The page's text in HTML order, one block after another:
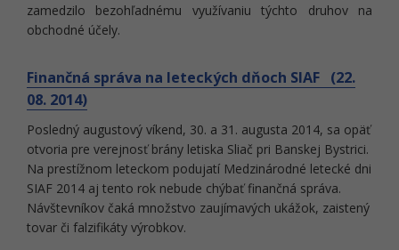
zamedzilo bezohľadnému využívaniu týchto druhov na
obchodné účely.
Finančná správa na leteckých dňoch SIAF (22.
08. 2014)
Posledný augustový víkend, 30. a 31. augusta 2014, sa opäť
otvoria pre verejnosť brány letiska Sliač pri Banskej Bystrici.
Na prestížnom leteckom podujatí Medzinárodné letecké dni
SIAF 2014 aj tento rok nebude chýbať finančná správa.
Návštevníkov čaká množstvo zaujímavých ukážok, zaistený
tovar či falzifikáty výrobkov.